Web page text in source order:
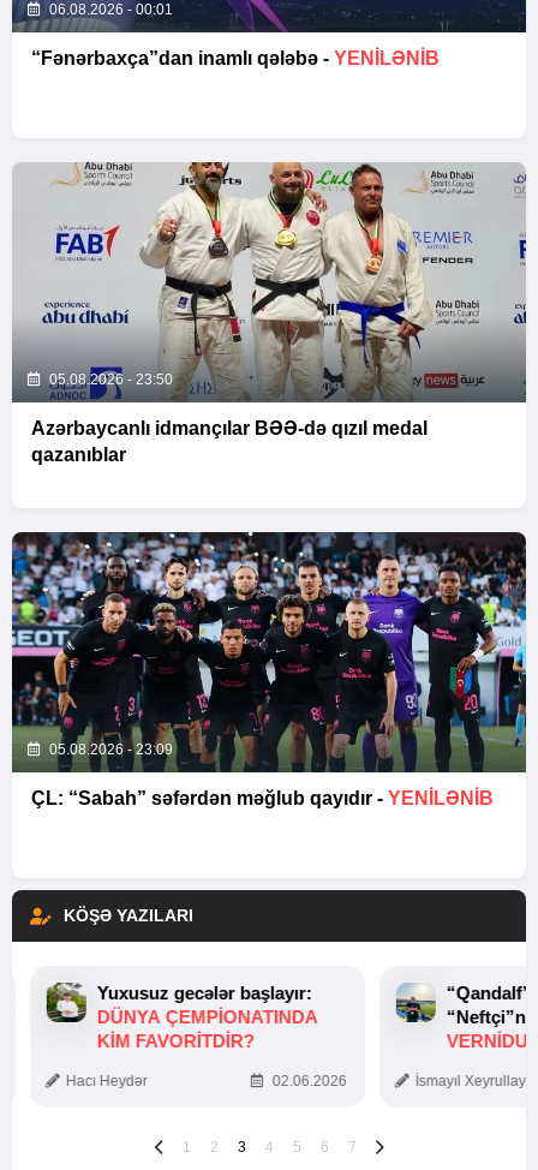
06.08.2026 - 00:01
“Fənərbaxça”dan inamlı qələbə - YENİLƏNİB
05.08.2026 - 23:50
Azərbaycanlı idmançılar BƏƏ-də qızıl medal
qazanıblar
05.08.2026 - 23:09
ÇL: “Sabah” səfərdən məğlub qayıdır - YENİLƏNİB
KÖŞƏ YAZILARI
Yuxusuz gecələr başlayır:
DÜNYA ÇEMPIONATINDA
KIM FAVORITDIR?
Hacı Heydər 02.06.2026 İsmayıl
1 2 3 4 5 6 7